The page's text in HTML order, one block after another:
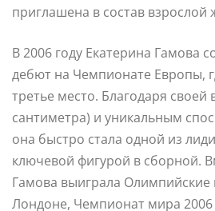
приглашена в состав взрослой
В 2006 году Екатерина Гамова
дебют на Чемпионате Европы,
третье место. Благодаря своей
сантиметра) и уникальным
она быстро стала одной из
ключевой фигурой в сборной.
Гамова выиграла Олимпийские
Лондоне, Чемпионат мира 2006